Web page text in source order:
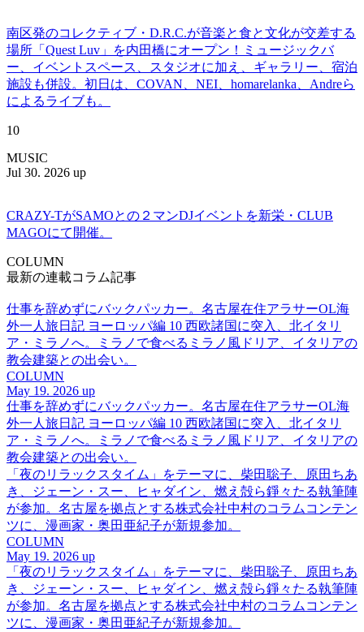
南区発のコレクティブ・D.R.C.が⾳楽と⾷と⽂化が交差する
場所「Quest Luv」を内田橋にオープン！ミュージックバ
ー、イベントスペース、スタジオに加え、ギャラリー、宿泊
施設も併設。初日は、COVAN、NEI、homarelanka、Andreら
によるライブも。
10
MUSIC
Jul 30. 2026 up
CRAZY-TがSAMOとの２マンDJイベントを新栄・CLUB
MAGOにて開催。
COLUMN
最新の連載コラム記事
仕事を辞めずにバックパッカー。名古屋在住アラサーOL海
外一人旅日記 ヨーロッパ編 10 西欧諸国に突入、北イタリ
ア・ミラノへ。ミラノで食べるミラノ風ドリア、イタリアの
教会建築との出会い。
COLUMN
May 19. 2026 up
仕事を辞めずにバックパッカー。名古屋在住アラサーOL海
外一人旅日記 ヨーロッパ編 10 西欧諸国に突入、北イタリ
ア・ミラノへ。ミラノで食べるミラノ風ドリア、イタリアの
教会建築との出会い。
「夜のリラックスタイム」をテーマに、柴田聡子、原田ちあ
き、ジェーン・スー、ヒャダイン、燃え殻ら錚々たる執筆陣
が参加。名古屋を拠点とする株式会社中村のコラムコンテン
ツに、漫画家・奥田亜紀子が新規参加。
COLUMN
May 19. 2026 up
「夜のリラックスタイム」をテーマに、柴田聡子、原田ちあ
き、ジェーン・スー、ヒャダイン、燃え殻ら錚々たる執筆陣
が参加。名古屋を拠点とする株式会社中村のコラムコンテン
ツに、漫画家・奥田亜紀子が新規参加。